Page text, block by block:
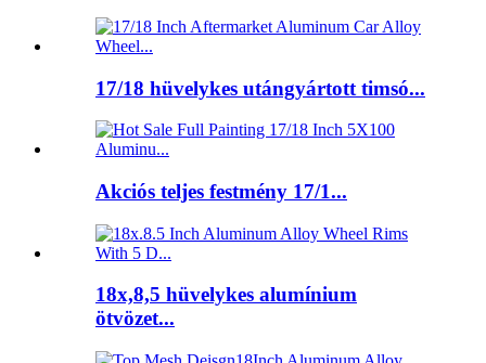
17/18 hüvelykes utángyártott timsó...
Akciós teljes festmény 17/1...
18x,8,5 hüvelykes alumínium
ötvözet...